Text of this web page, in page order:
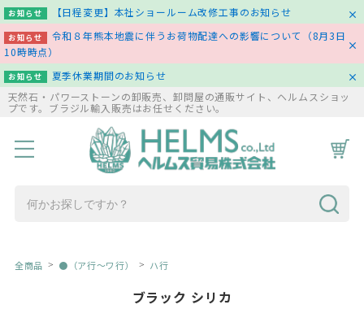
お知らせ 【日程変更】本社ショールーム改修工事のお知らせ
お知らせ
令和８年熊本地震に伴うお荷物配達への影響について（8月3日
10時時点）
お知らせ
夏季休業期間のお知らせ
天然石・パワーストーンの卸販売、卸問屋の通販サイト、ヘルムスショッ
プです。ブラジル輸入販売はお任せください。
HOME 商品一覧 お問い合わせ
全商品 ●（ア行～ワ行） ハ行
ブラック シリカ